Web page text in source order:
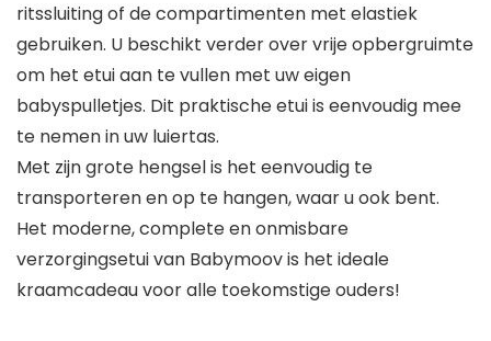
ritssluiting of de compartimenten met elastiek
gebruiken. U beschikt verder over vrije opbergruimte
om het etui aan te vullen met uw eigen
babyspulletjes. Dit praktische etui is eenvoudig mee
te nemen in uw luiertas.
Met zijn grote hengsel is het eenvoudig te
transporteren en op te hangen, waar u ook bent.
Het moderne, complete en onmisbare
verzorgingsetui van Babymoov is het ideale
kraamcadeau voor alle toekomstige ouders!